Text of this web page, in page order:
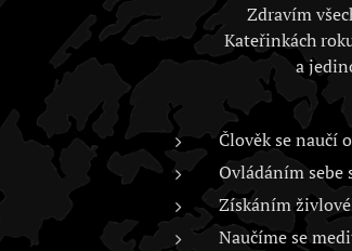
Zdravím
Kateřinkách
a
Člověk se naučí
Ovládáním
Získáním
Naučíme se